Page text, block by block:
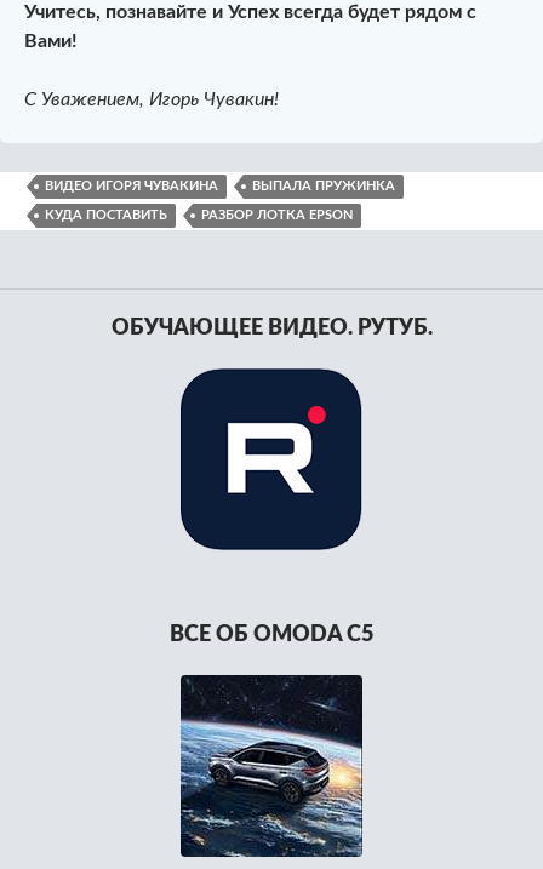
Учитесь, познавайте и Успех всегда будет рядом с
Вами!
С Уважением, Игорь Чувакин!
ВИДЕО ИГОРЯ ЧУВАКИНА ВЫПАЛА ПРУЖИНКА
КУДА ПОСТАВИТЬ РАЗБОР ЛОТКА EPSON
ОБУЧАЮЩЕЕ ВИДЕО. РУТУБ.
ВСЕ ОБ OMODA C5